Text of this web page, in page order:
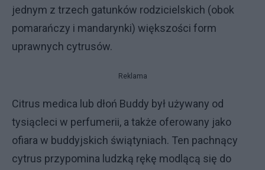
jednym z trzech gatunków rodzicielskich (obok
pomarańczy i mandarynki) większości form
uprawnych cytrusów.
Reklama
Citrus medica lub dłoń Buddy był używany od
tysiącleci w perfumerii, a także oferowany jako
ofiara w buddyjskich świątyniach. Ten pachnący
cytrus przypomina ludzką rękę modlącą się do